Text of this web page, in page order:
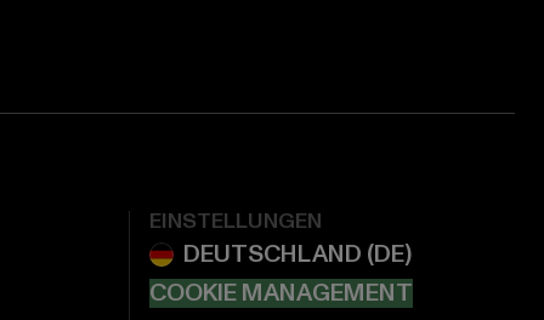
EINSTELLUNGEN
COOKIE MANAGEMENT